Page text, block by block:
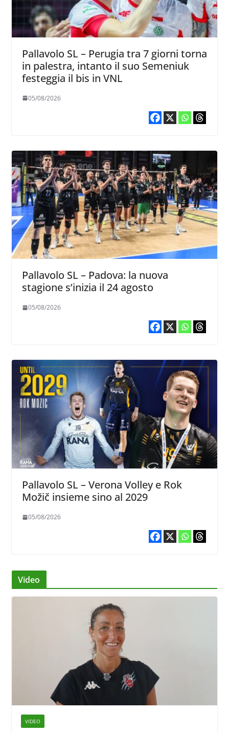
Pallavolo SL – Perugia tra 7 giorni torna
in palestra, intanto il suo Semeniuk
festeggia il bis in VNL
05/08/2026
Pallavolo SL – Padova: la nuova
stagione s’inizia il 24 agosto
05/08/2026
Pallavolo SL – Verona Volley e Rok
Možič insieme sino al 2029
05/08/2026
Video
VIDEO